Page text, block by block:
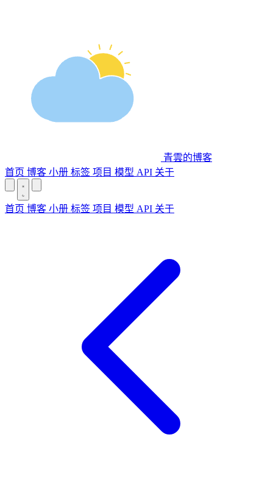
青雲的博客
首页 博客 小册 标签 项目 模型 API 关于
首页 博客 小册 标签 项目 模型 API 关于